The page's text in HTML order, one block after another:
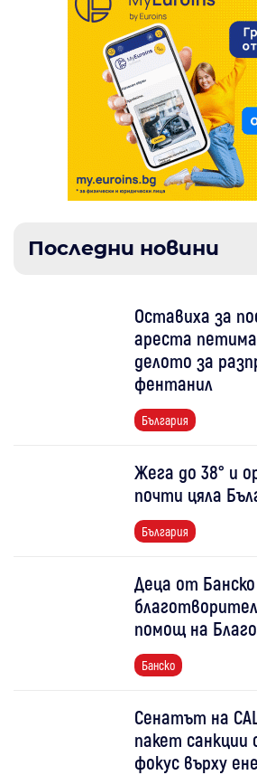
Последни новини
Оставиха за
ареста
делото за
фентанил
България
Жега до 38° и
почти цяла
България
Деца от
помощ на
Банско
Сенатът на
пакет санкции
фокус върху